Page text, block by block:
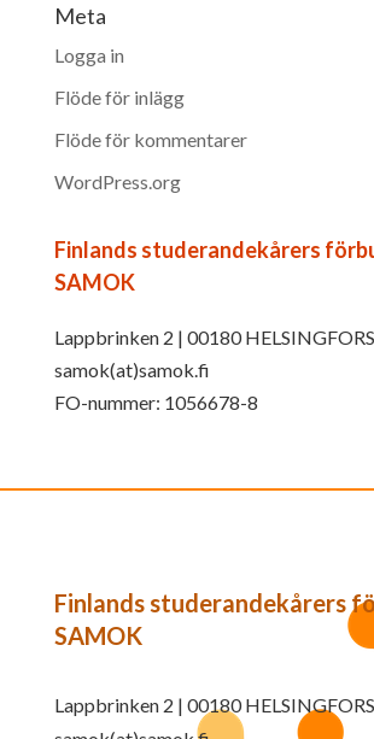
Meta
Logga in
Flöde för inlägg
Flöde för kommentarer
WordPress.org
Finlands studerandekårers
SAMOK
Lappbrinken 2 | 00180 HELSINGFORS
samok(at)samok.fi
FO-nummer: 1056678-8
Finlands studerandekårers
SAMOK
Lappbrinken 2 | 00180 HELSINGFORS